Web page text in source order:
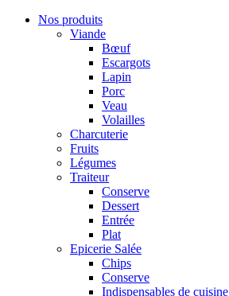
Nos produits
Viande
Bœuf
Escargots
Lapin
Porc
Veau
Volailles
Charcuterie
Fruits
Légumes
Traiteur
Conserve
Dessert
Entrée
Plat
Epicerie Salée
Chips
Conserve
Indispensables de cuisine